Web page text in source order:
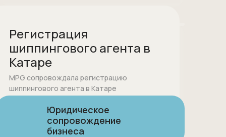
корпоративных счетов
в ведущих банках
Проконсультироваться
Регистрация
шиппингового агента в
Катаре
MPG сопровождала регистрацию
шиппингового агента в Катаре
для международной производственной
группы. В рамках проекта была создана
новая компания, получена профильная
лицензия и организован запуск
Юридическое
сопровождение
бизнеса